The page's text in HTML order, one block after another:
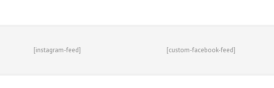
[instagram-feed] [custom-facebook-feed]